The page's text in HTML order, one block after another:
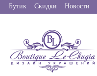
Бутик Скидки Новости